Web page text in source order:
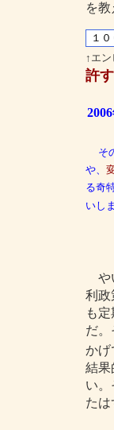
を教
↑エ
許
そ
や、
る奇
いし
や
利政
も
だ
かげ
結果
い
た